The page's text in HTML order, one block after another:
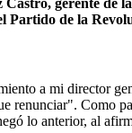
de la
a mi director
renunciar". Como
lo anterior, al